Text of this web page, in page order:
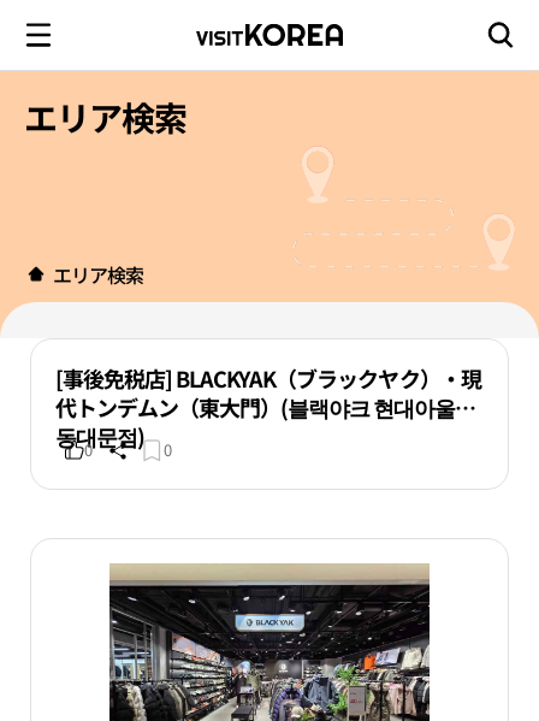
エリア検索
エリア検索
[事後免税店] BLACKYAK（ブラックヤク）・現
代トンデムン（東大門）(블랙야크 현대아울렛
동대문점)
0 0